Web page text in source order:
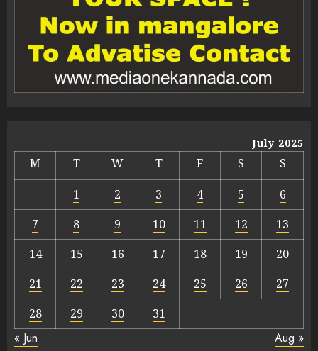
July 2025
M T W T F S
S
1
2 3 4 5
6
7
8 9 10 11 12
13
14
15 16 17 18 19
20
21
22 23 24 25 26
27
28
29 30 31
« Jun Aug »